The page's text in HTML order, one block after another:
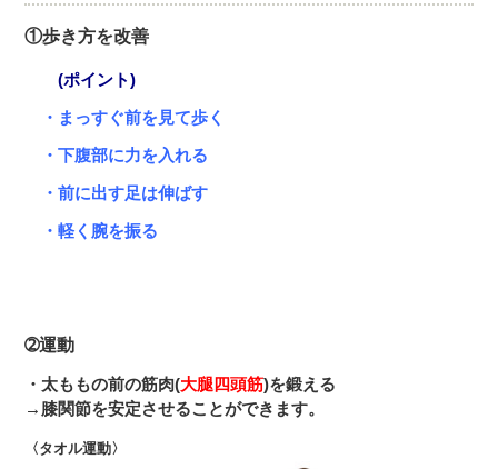
①歩き方を改善
(ポイント)
・まっすぐ前を見て歩く
・下腹部に力を入れる
・前に出す足は伸ばす
・軽く腕を振る
➁運動
・太ももの前の筋肉(大腿四頭筋)を鍛える
→膝関節を安定させることができます。
〈タオル運動〉